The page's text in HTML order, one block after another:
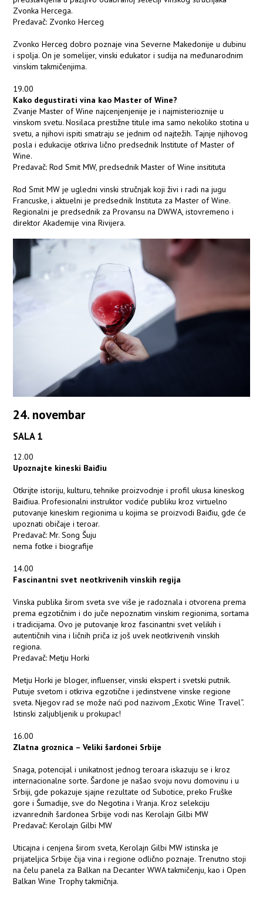
Zvonka Hercega.
Predavač: Zvonko Herceg
Zvonko Herceg dobro poznaje vina Severne Makedonije u dubinu
i spolja. On je somelijer, vinski edukator i sudija na međunarodnim
vinskim takmičenjima.
19.00
Kako degustirati vina kao Master of Wine?
Zvanje Master of Wine najcenjenjenije je i najmisterioznije u
vinskom svetu. Nosilaca prestižne titule ima samo nekoliko stotina u
svetu, a njihovi ispiti smatraju se jednim od najtežih. Tajnje njihovog
posla i edukacije otkriva lično predsednik Institute of Master of
Wine.
Predavač: Rod Smit MW, predsednik Master of Wine insitituta
Rod Smit MW je ugledni vinski stručnjak koji živi i radi na jugu
Francuske, i aktuelni je predsednik Instituta za Master of Wine.
Regionalni je predsednik za Provansu na DWWA, istovremeno i
direktor Akademije vina Rivijera.
24. novembar
SALA 1
12.00
Upoznajte kineski Baiđiu
Otkrijte istoriju, kulturu, tehnike proizvodnje i profil ukusa kineskog
Baiđiua. Profesionalni instruktor vodiće publiku kroz virtuelno
putovanje kineskim regionima u kojima se proizvodi Baiđiu, gde će
upoznati običaje i teroar.
Predavač: Mr. Song Šuju
nema fotke i biografije
14.00
Fascinantni svet neotkrivenih vinskih regija
Vinska publika širom sveta sve više je radoznala i otvorena prema
prema egzotičnim i do juče nepoznatim vinskim regionima, sortama
i tradicijama. Ovo je putovanje kroz fascinantni svet velikih i
autentičnih vina i ličnih priča iz još uvek neotkrivenih vinskih
regiona.
Predavač: Metju Horki
Metju Horki je bloger, influenser, vinski ekspert i svetski putnik.
Putuje svetom i otkriva egzotične i jedinstvene vinske regione
sveta. Njegov rad se može naći pod nazivom „Exotic Wine Travel“.
Istinski zaljubljenik u prokupac!
16.00
Zlatna groznica – Veliki šardonei Srbije
Snaga, potencijal i unikatnost jednog teroara iskazuju se i kroz
internacionalne sorte. Šardone je našao svoju novu domovinu i u
Srbiji, gde pokazuje sjajne rezultate od Subotice, preko Fruške
gore i Šumadije, sve do Negotina i Vranja. Kroz selekciju
izvanrednih šardonea Srbije vodi nas Kerolajn Gilbi MW
Predavač: Kerolajn Gilbi MW
Uticajna i cenjena širom sveta, Kerolajn Gilbi MW istinska je
prijateljica Srbije čija vina i regione odlično poznaje. Trenutno stoji
na čelu panela za Balkan na Decanter WWA takmičenju, kao i Open
Balkan Wine Trophy takmičnja.